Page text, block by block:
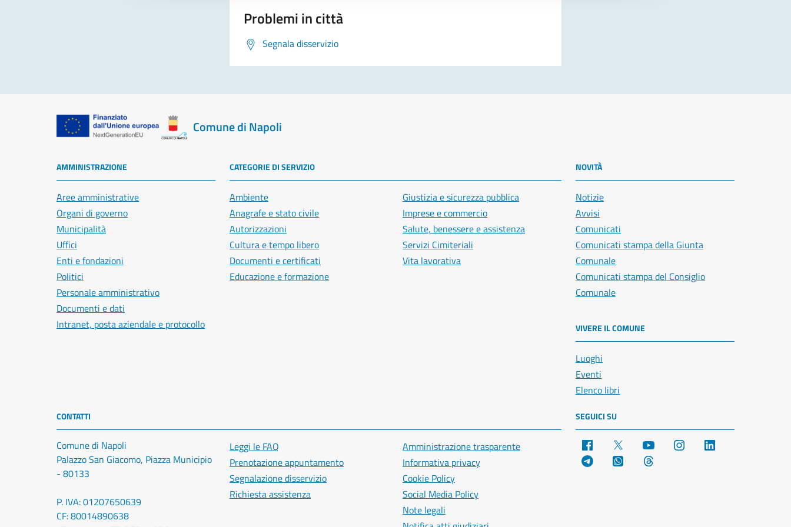
Problemi in città
Segnala disservizio
Comune di Napoli
AMMINISTRAZIONE
Aree amministrative
Organi di governo
Municipalità
Uffici
Enti e fondazioni
Politici
Personale amministrativo
Documenti e dati
Intranet, posta aziendale e protocollo
CATEGORIE DI SERVIZIO
Ambiente
Anagrafe e stato civile
Autorizzazioni
Cultura e tempo libero
Documenti e certificati
Educazione e formazione
Giustizia e sicurezza pubblica
Imprese e commercio
Salute, benessere e assistenza
Servizi Cimiteriali
Vita lavorativa
NOVITÀ
Notizie
Avvisi
Comunicati
Comunicati stampa della Giunta
Comunale
Comunicati stampa del Consiglio
Comunale
VIVERE IL COMUNE
Luoghi
Eventi
Elenco libri
CONTATTI
Comune di Napoli
Palazzo San Giacomo, Piazza Municipio
- 80133
P. IVA: 01207650639
CF: 80014890638
Leggi le FAQ
Prenotazione appuntamento
Segnalazione disservizio
Richiesta assistenza
Amministrazione trasparente
Informativa privacy
Cookie Policy
Social Media Policy
Note legali
SEGUICI SU
Facebook YouTube Instagram
Telegram WhatsApp